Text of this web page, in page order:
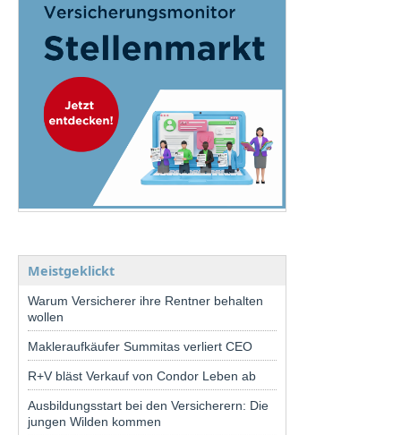
Meistgeklickt
Warum Versicherer ihre Rentner behalten
wollen
Makleraufkäufer Summitas verliert CEO
R+V bläst Verkauf von Condor Leben ab
Ausbildungsstart bei den Versicherern: Die
jungen Wilden kommen